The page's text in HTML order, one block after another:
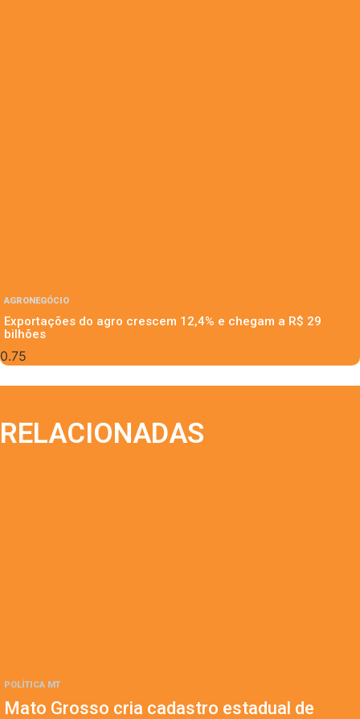
AGRONEGÓCIO
Exportações do agro crescem 12,4% e chegam a R$ 29
bilhões
RELACIONADAS
POLÍTICA MT
Mato Grosso cria cadastro estadual de